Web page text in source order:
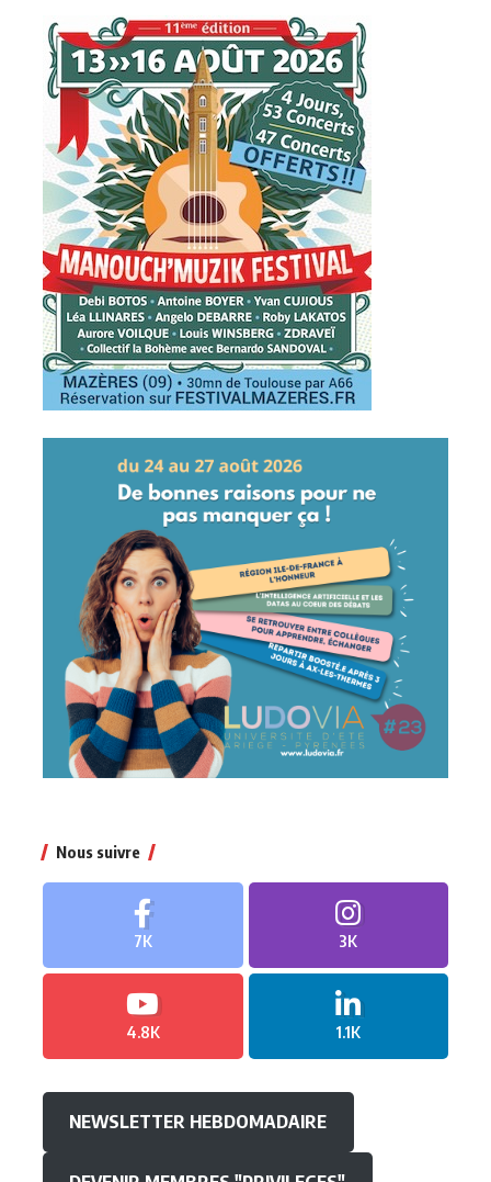
Nous suivre
7K 3K
4.8K 1.1K
NEWSLETTER HEBDOMADAIRE